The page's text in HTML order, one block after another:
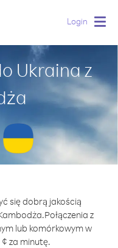
Login
Ukraina z
się dobrą jakością
Połączenia z
lub komórkowym w
za minutę.